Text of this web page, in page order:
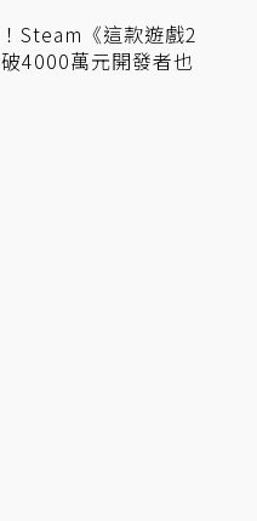
Steam《這款遊戲2
4000萬元開發者也